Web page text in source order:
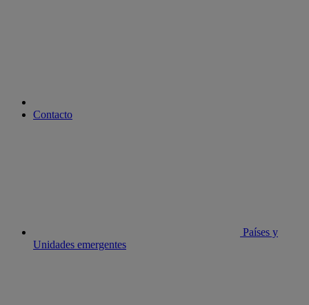
Contacto
Países y
Unidades emergentes